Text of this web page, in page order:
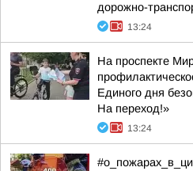
дорожно-
13:24
На проспекте
Единого дня
На переход!»
13:24